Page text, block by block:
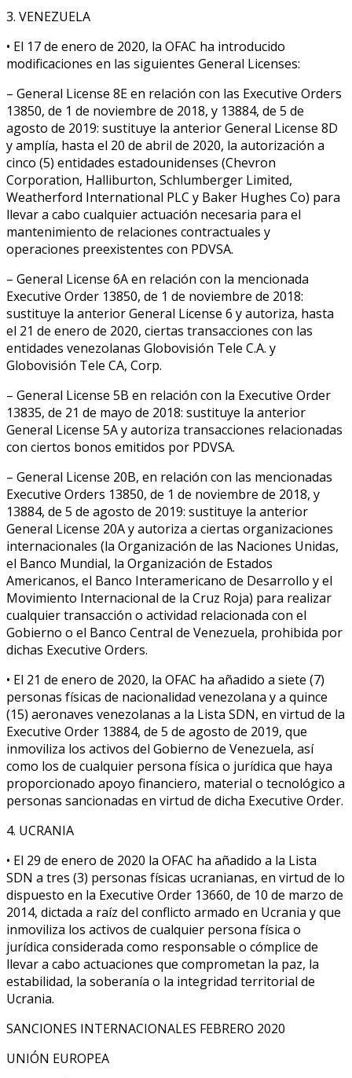
3. VENEZUELA
• El 17 de enero de 2020, la OFAC ha introducido
modificaciones en las siguientes General Licenses:
– General License 8E en relación con las Executive Orders
13850, de 1 de noviembre de 2018, y 13884, de 5 de
agosto de 2019: sustituye la anterior General License 8D
y amplía, hasta el 20 de abril de 2020, la autorización a
cinco (5) entidades estadounidenses (Chevron
Corporation, Halliburton, Schlumberger Limited,
Weatherford International PLC y Baker Hughes Co) para
llevar a cabo cualquier actuación necesaria para el
mantenimiento de relaciones contractuales y
operaciones preexistentes con PDVSA.
– General License 6A en relación con la mencionada
Executive Order 13850, de 1 de noviembre de 2018:
sustituye la anterior General License 6 y autoriza, hasta
el 21 de enero de 2020, ciertas transacciones con las
entidades venezolanas Globovisión Tele C.A. y
Globovisión Tele CA, Corp.
– General License 5B en relación con la Executive Order
13835, de 21 de mayo de 2018: sustituye la anterior
General License 5A y autoriza transacciones relacionadas
con ciertos bonos emitidos por PDVSA.
– General License 20B, en relación con las mencionadas
Executive Orders 13850, de 1 de noviembre de 2018, y
13884, de 5 de agosto de 2019: sustituye la anterior
General License 20A y autoriza a ciertas organizaciones
internacionales (la Organización de las Naciones Unidas,
el Banco Mundial, la Organización de Estados
Americanos, el Banco Interamericano de Desarrollo y el
Movimiento Internacional de la Cruz Roja) para realizar
cualquier transacción o actividad relacionada con el
Gobierno o el Banco Central de Venezuela, prohibida por
dichas Executive Orders.
• El 21 de enero de 2020, la OFAC ha añadido a siete (7)
personas físicas de nacionalidad venezolana y a quince
(15) aeronaves venezolanas a la Lista SDN, en virtud de la
Executive Order 13884, de 5 de agosto de 2019, que
inmoviliza los activos del Gobierno de Venezuela, así
como los de cualquier persona física o jurídica que haya
proporcionado apoyo financiero, material o tecnológico a
personas sancionadas en virtud de dicha Executive Order.
4. UCRANIA
• El 29 de enero de 2020 la OFAC ha añadido a la Lista
SDN a tres (3) personas físicas ucranianas, en virtud de lo
dispuesto en la Executive Order 13660, de 10 de marzo de
2014, dictada a raíz del conflicto armado en Ucrania y que
inmoviliza los activos de cualquier persona física o
jurídica considerada como responsable o cómplice de
llevar a cabo actuaciones que comprometan la paz, la
estabilidad, la soberanía o la integridad territorial de
Ucrania.
SANCIONES INTERNACIONALES FEBRERO 2020
UNIÓN EUROPEA